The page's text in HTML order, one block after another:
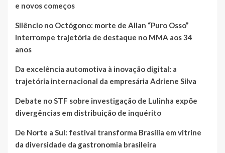
e novos começos
Silêncio no Octógono: morte de Allan “Puro Osso”
interrompe trajetória de destaque no MMA aos 34
anos
Da excelência automotiva à inovação digital: a
trajetória internacional da empresária Adriene Silva
Debate no STF sobre investigação de Lulinha expõe
divergências em distribuição de inquérito
De Norte a Sul: festival transforma Brasília em vitrine
da diversidade da gastronomia brasileira